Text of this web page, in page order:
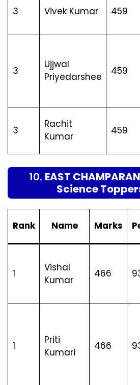
3 Vivek Kumar 459
3
Ujjwal
Priyedarshee
459
3
Rachit
Kumar
459
10. EAST
Science
Rank Name Marks
1
Vishal
Kumar
466
1
Priti
Kumari
466